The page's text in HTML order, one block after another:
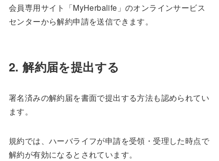
会員専用サイト「MyHerbalife」のオンラインサービス
センターから解約申請を送信できます。
2. 解約届を提出する
署名済みの解約届を書面で提出する方法も認められてい
ます。
規約では、ハーバライフが申請を受領・受理した時点で
解約が有効になるとされています。